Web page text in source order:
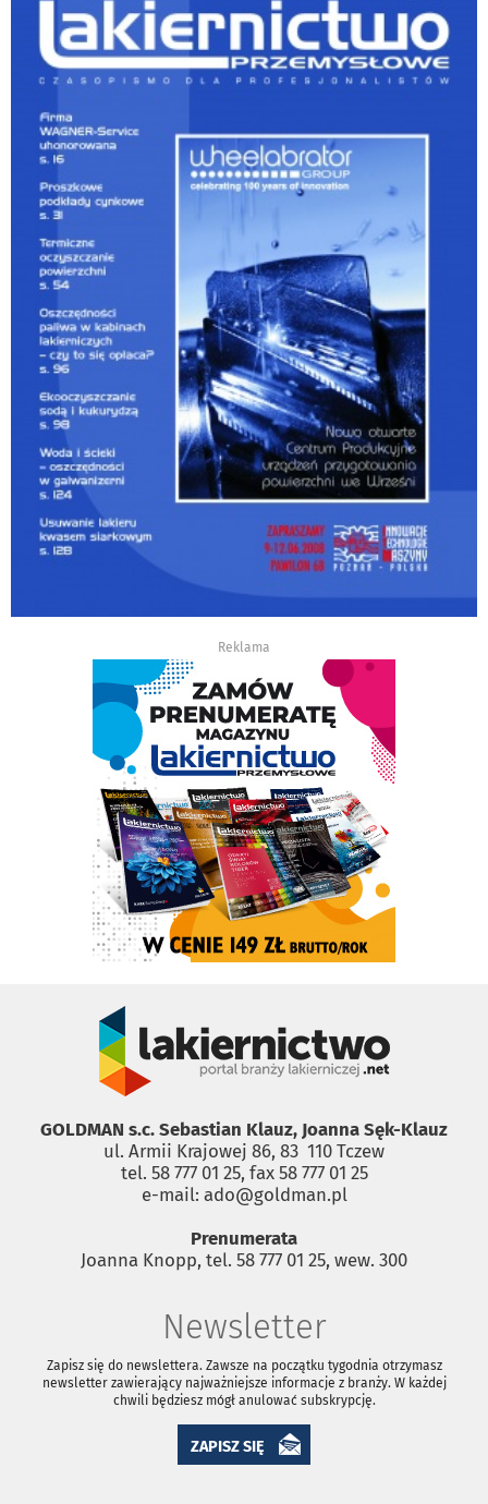
Reklama
GOLDMAN s.c. Sebastian Klauz, Joanna Sęk-Klauz
ul. Armii Krajowej 86, 83 ­ 110 Tczew
tel. 58 777 01 25, fax 58 777 01 25
e-mail: ado@goldman.pl
Prenumerata
Joanna Knopp, tel. 58 777 01 25, wew. 300
Newsletter
Zapisz się do newslettera. Zawsze na początku tygodnia otrzymasz
newsletter zawierający najważniejsze informacje z branży. W każdej
chwili będziesz mógł anulować subskrypcję.
ZAPISZ SIĘ